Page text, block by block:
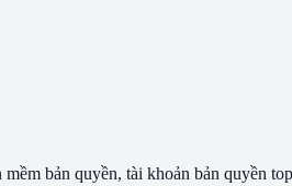
bản quyền, tài khoản bản quyền top